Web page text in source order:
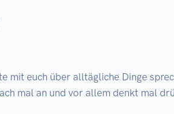
mit euch über alltägliche Dinge
mal an und vor allem denkt mal